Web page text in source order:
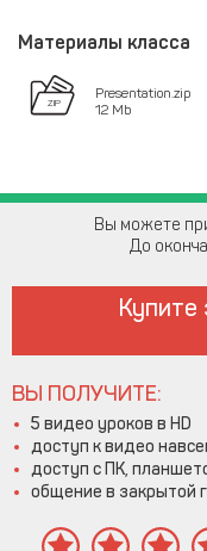
Материалы класса
Presentation.zip
12 Mb
Вы можете
До
Купите
ВЫ ПОЛУЧИТЕ:
5 видео уроков в HD
доступ к видео
доступ с ПК,
общение в закрытой